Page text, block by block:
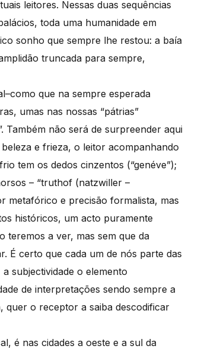
leitores. Nessas duas sequências
toda uma humanidade em
sonho que sempre lhe restou: a baía
truncada para sempre,
que na sempre esperada
umas nas nossas “pátrias”
Também não será de surpreender aqui
e frieza, o leitor acompanhando
tem os dedos cinzentos (“genéve”);
– “truthof (natzwiller –
metafórico e precisão formalista, mas
históricos, um acto puramente
teremos a ver, mas sem que da
É certo que cada um de nós parte das
subjectividade o elemento
de interpretações sendo sempre a
quer o receptor a saiba descodificar
é nas cidades a oeste e a sul da